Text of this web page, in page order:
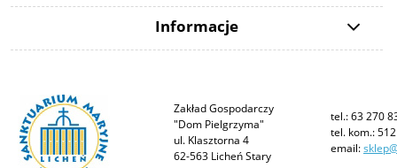
Informacje
Zakład Gospodarczy
"Dom Pielgrzyma"
ul. Klasztorna 4
62-563 Licheń Stary
tel.: 63 270
tel. kom.:
email: